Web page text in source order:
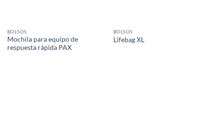
BOLSOS
Mochila para equipo de
respuesta rápida PAX
BOLSOS
Lifebag XL